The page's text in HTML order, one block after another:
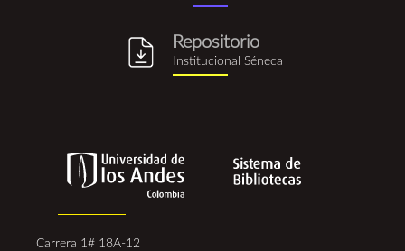
Repositorio
Institucional Séneca
Carrera 1# 18A-12